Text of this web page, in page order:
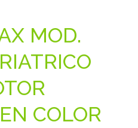
MOD.
COLOR